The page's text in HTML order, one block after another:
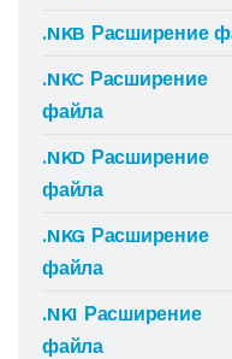
.NKB Расширение
.NKC Расширение
файла
.NKD Расширение
файла
.NKG Расширение
файла
.NKI Расширение
файла